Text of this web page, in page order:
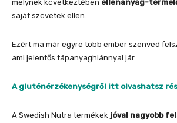
melynek következtében ellenanyag-
saját szövetek ellen.
Ezért ma már egyre több ember szenved
ami jelentős tápanyaghiánnyal jár.
A gluténérzékenységről itt olvashatsz
A Swedish Nutra termékek jóval nagyobb